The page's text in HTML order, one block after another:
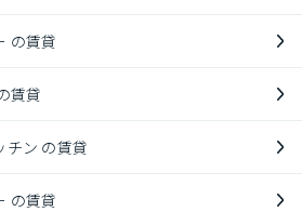
の賃貸
賃貸
ン の賃貸
の賃貸